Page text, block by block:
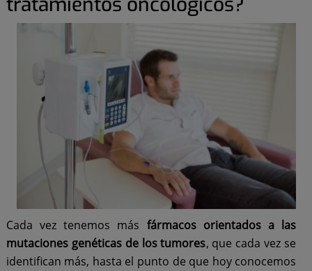
Cada vez tenemos más fármacos orientados a las
mutaciones genéticas de los tumores, que cada vez se
identifican más, hasta el punto de que hoy conocemos